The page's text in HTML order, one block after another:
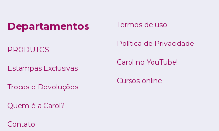
Departamentos
PRODUTOS
Estampas Exclusivas
Trocas e Devoluções
Quem é a Carol?
Contato
Termos de uso
Política de Privacidade
Carol no YouTube!
Cursos online